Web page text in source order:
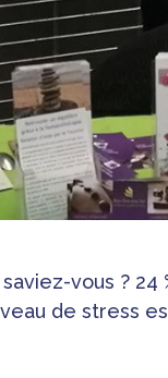
vous ? 24
de stress